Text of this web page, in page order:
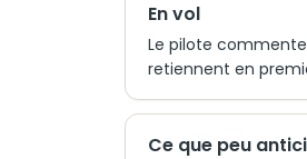
En vol
Le pilote
retiennent en
Ce que peu